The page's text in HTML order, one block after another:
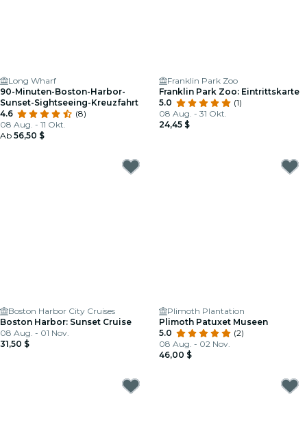
Long Wharf
90-Minuten-Boston-Harbor-
Sunset-Sightseeing-Kreuzfahrt
4.6
(8)
08 Aug. - 11 Okt.
Ab 56,50 $
Franklin Park Zoo
Franklin Park Zoo: Eintrittskarte
5.0
(1)
08 Aug. - 31 Okt.
24,45 $
Boston Harbor City Cruises
Boston Harbor: Sunset Cruise
08 Aug. - 01 Nov.
31,50 $
Plimoth Plantation
Plimoth Patuxet Museen
5.0
(2)
08 Aug. - 02 Nov.
46,00 $